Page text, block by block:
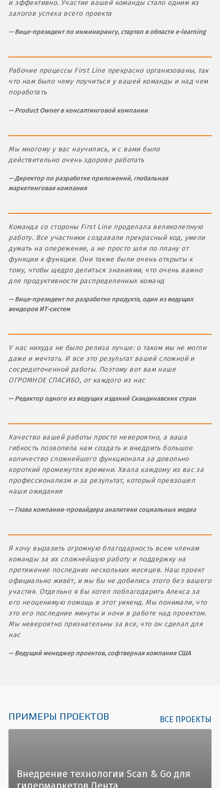
и эффективно. Участие вашей команды стало одним из
залогов успеха всего проекта
Вице-президент по инжинирингу, стартап в области e-learning
Рабочие процессы First Line прекрасно организованы, так
что нам было чему поучиться у вашей команды и над чем
поработать
Product Owner в консалтинговой компании
Мы многому у вас научились, и с вами было
действительно очень здорово работать
Директор по разработке приложений, глобальная
маркетинговая компания
Команда со стороны First Line проделала великолепную
работу. Все участники создавали прекрасный код, умели
думать на опережение, а не просто шли по плану от
функции к функции. Они также были очень открыты к
тому, чтобы щедро делиться знаниями, что очень важно
для продуктивности распределенных команд
Вице-президент по разработке продукта, один из ведущих
вендоров ИТ-систем
У нас никуда не было релиза лучше: о таком мы не могли
даже и мечтать. И все это результат вашей сложной и
сосредоточенной работы. Поэтому вот вам наше
ОГРОМНОЕ СПАСИБО, от каждого из нас
Редактор одного из ведущих изданий Скандинавских стран
Качество вашей работы просто невероятно, а ваша
гибкость позволила нам создать и внедрить большое
количество сложнейшего функционала за довольно
короткий промежуток времени. Хвала каждому из вас за
профессионализм и за результат, который превзошел
наши ожидания
Глава компании-провайдера аналитики социальных медиа
Я хочу выразить огромную благодарность всем членам
команды за их сложнейшую работу и поддержку на
протяжение последних нескольких месяцев. Наш проект
официально живёт, и мы бы не добились этого без вашего
участия. Отдельно я бы хотел поблагодарить Алекса за
его неоценимую помощь в этот уикенд. Мы понимали, что
это его последние минуты и ночи в работе над проектом.
Мы невероятно признательны за все, что он сделал для
нас
Ведущий менеджер проектов, софтверная компания США
ПРИМЕРЫ ПРОЕКТОВ ВСЕ ПРОЕКТЫ
Внедрение технологии Scan & Go для